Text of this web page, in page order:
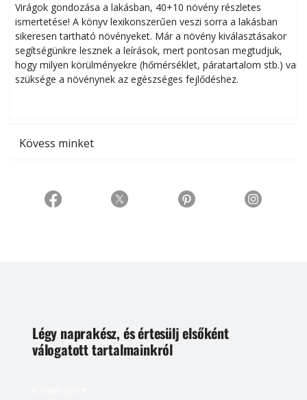
Virágok gondozása a lakásban, 40+10 növény részletes
ismertetése! A könyv lexikonszerűen veszi sorra a lakásban
sikeresen tart­ha­tó növényeket. Már a növény kiválasztásakor
segítségünkre lesznek a leírások, mert pontosan megtudjuk,
hogy milyen körülményekre (hőmérséklet, páratartalom stb.) van
szüksége a növénynek az egészséges fejlődéshez.
Kövess minket
Légy naprakész, és értesülj elsőként
válogatott tartalmainkról